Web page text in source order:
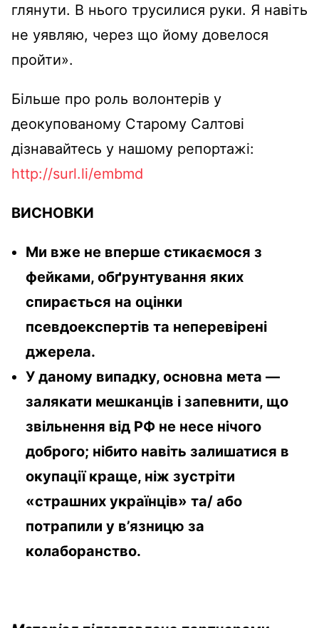
глянути. В нього трусилися руки. Я навіть
не уявляю, через що йому довелося
пройти».
Більше про роль волонтерів у
деокупованому Старому Салтові
дізнавайтесь у нашому репортажі:
http://surl.li/embmd
ВИСНОВКИ
Ми вже не вперше стикаємося з
фейками, обґрунтування яких
спирається на оцінки
псевдоекспертів та неперевірені
джерела.
У даному випадку, основна мета —
залякати мешканців і запевнити, що
звільнення від РФ не несе нічого
доброго; нібито навіть залишатися в
окупації краще, ніж зустріти
«страшних українців» та/ або
потрапили у в’язницю за
колаборанство.